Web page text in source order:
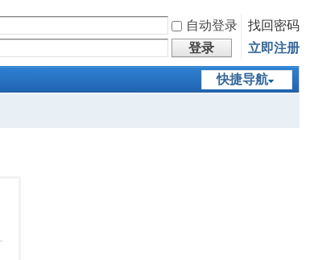
自动登录
找回密码
登录 立即注册
快捷导航